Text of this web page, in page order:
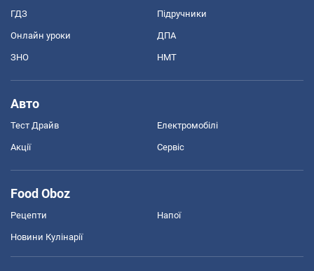
ГДЗ Підручники
Онлайн уроки ДПА
ЗНО НМТ
Авто
Тест Драйв Електромобілі
Акції Сервіс
Food Oboz
Рецепти Напої
Новини Кулінарії